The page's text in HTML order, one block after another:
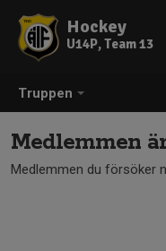
Truppen
Hockey
U14P, Team 13
Medlemmen
Medlemmen du försöker